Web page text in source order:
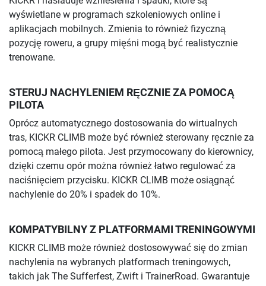
wyświetlane w programach szkoleniowych online i
aplikacjach mobilnych. Zmienia to również fizyczną
pozycję roweru, a grupy mięśni mogą być realistycznie
trenowane.
STERUJ NACHYLENIEM RĘCZNIE ZA POMOCĄ
PILOTA
Oprócz automatycznego dostosowania do wirtualnych
tras, KICKR CLIMB może być również sterowany ręcznie za
pomocą małego pilota. Jest przymocowany do kierownicy,
dzięki czemu opór można również łatwo regulować za
naciśnięciem przycisku. KICKR CLIMB może osiągnąć
nachylenie do 20% i spadek do 10%.
KOMPATYBILNY Z PLATFORMAMI TRENINGOWYMI
KICKR CLIMB może również dostosowywać się do zmian
nachylenia na wybranych platformach treningowych,
takich jak The Sufferfest, Zwift i TrainerRoad. Gwarantuje